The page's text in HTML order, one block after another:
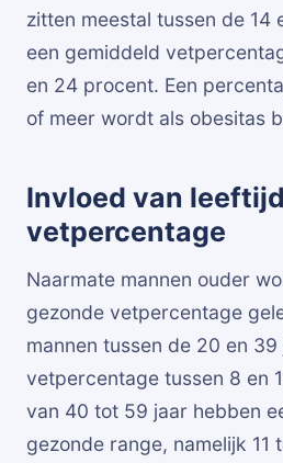
zitten meestal tussen de 14
een gemiddeld
en 24 procent. Een
of meer wordt als obesitas
Invloed van
vetpercentage
Naarmate mannen ouder
gezonde vetpercentage
mannen tussen de 20 en
vetpercentage tussen 8 en
van 40 tot 59 jaar hebben
gezonde range, namelijk 11